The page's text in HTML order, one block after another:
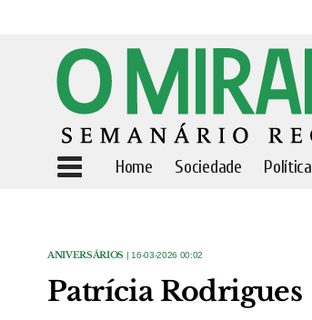
Home Sociedade Política
ANIVERSÁRIOS | 16-03-2026 00:02
Patrícia Rodrigues